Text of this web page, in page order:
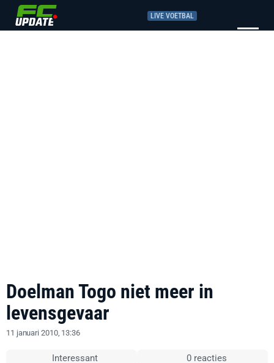
LIVE VOETBAL
Doelman Togo niet meer in
levensgevaar
11 januari 2010, 13:36
Interessant 0 reacties